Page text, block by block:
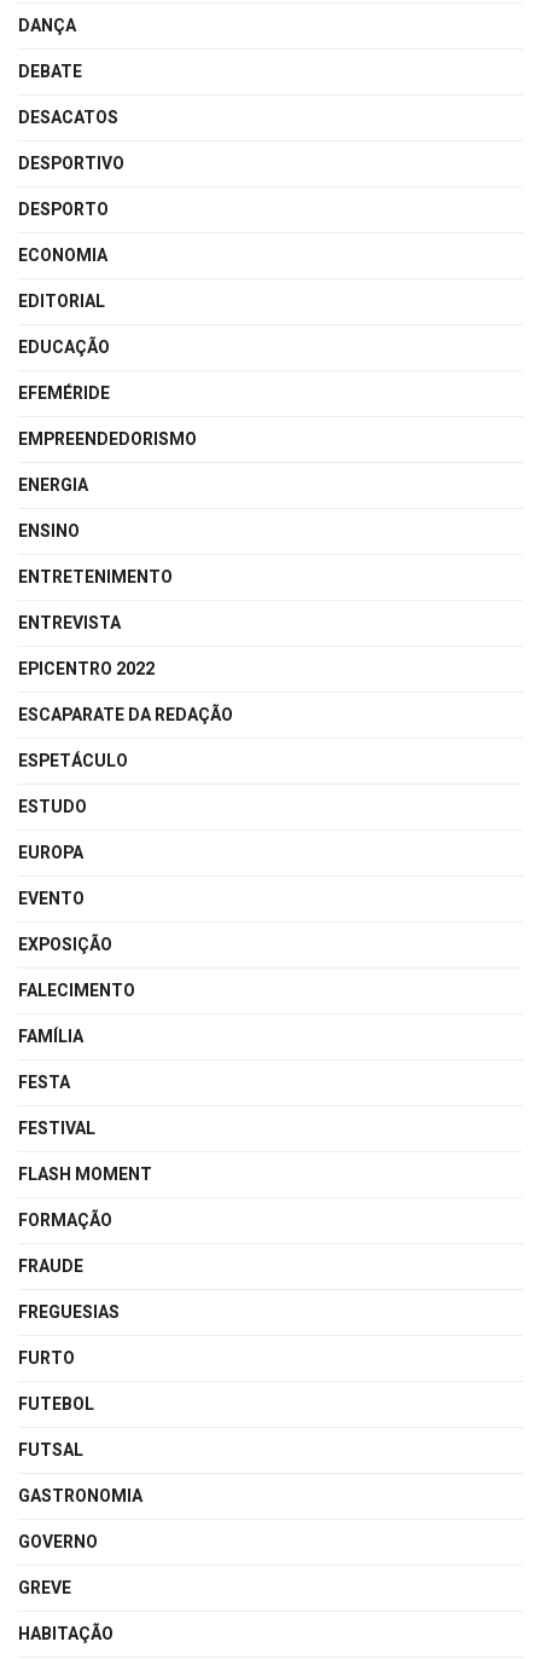
DANÇA
DEBATE
DESACATOS
DESPORTIVO
DESPORTO
ECONOMIA
EDITORIAL
EDUCAÇÃO
EFEMÉRIDE
EMPREENDEDORISMO
ENERGIA
ENSINO
ENTRETENIMENTO
ENTREVISTA
EPICENTRO 2022
ESCAPARATE DA REDAÇÃO
ESPETÁCULO
ESTUDO
EUROPA
EVENTO
EXPOSIÇÃO
FALECIMENTO
FAMÍLIA
FESTA
FESTIVAL
FLASH MOMENT
FORMAÇÃO
FRAUDE
FREGUESIAS
FURTO
FUTEBOL
FUTSAL
GASTRONOMIA
GOVERNO
GREVE
HABITAÇÃO